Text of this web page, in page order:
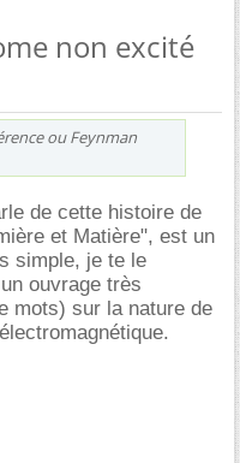
non excité
ou Feynman
de cette histoire de
et Matière", est un
simple, je te le
ouvrage très
mots) sur la nature de